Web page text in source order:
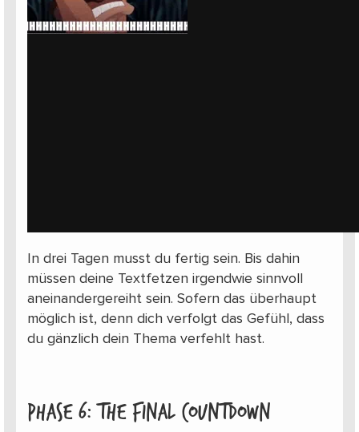
In drei Tagen musst du fertig sein. Bis dahin
müssen deine Textfetzen irgendwie sinnvoll
aneinandergereiht sein. Sofern das überhaupt
möglich ist, denn dich verfolgt das Gefühl, dass
du gänzlich dein Thema verfehlt hast.
Phase 6: The Final Countdown